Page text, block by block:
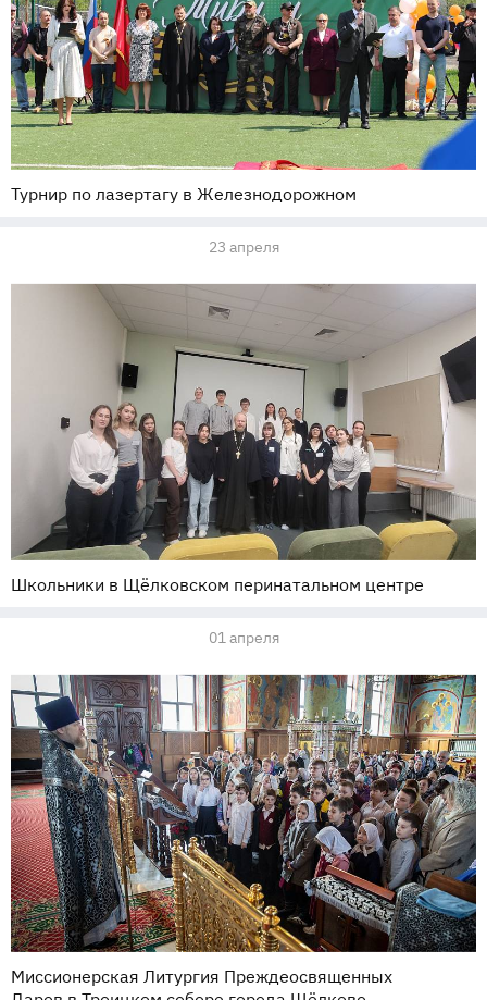
Турнир по лазертагу в Железнодорожном
23 апреля
Школьники в Щёлковском перинатальном центре
01 апреля
Миссионерская Литургия Преждеосвященных